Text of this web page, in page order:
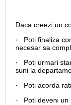
Daca creezi un
· Poti finaliza
necesar sa
· Poti urmari
suni la
· Poti acorda
- Poti deveni un